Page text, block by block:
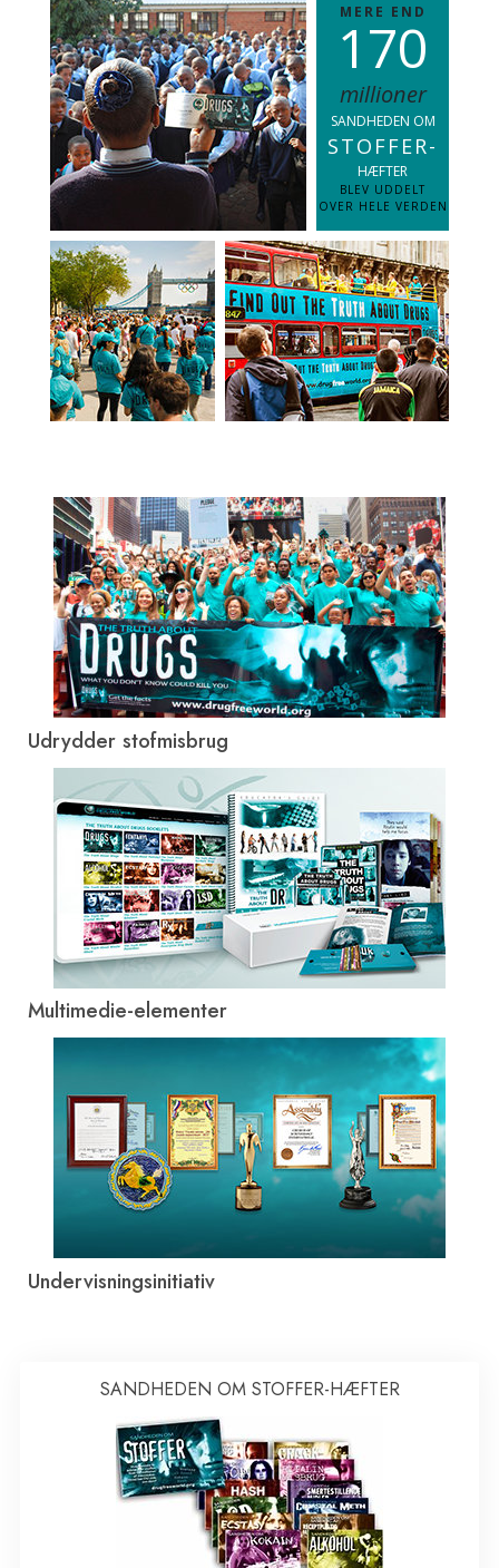
MERE END
170
millioner
SANDHEDEN OM
STOFFER-
HÆFTER
BLEV UDDELT
OVER HELE VERDEN
Udrydder stofmisbrug
Multimedie-elementer
Undervisningsinitiativ
SANDHEDEN OM STOFFER-HÆFTER